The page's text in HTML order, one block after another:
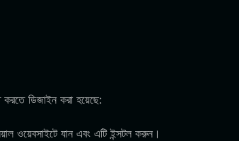
ডিজাইন করা হয়েছে:
ওয়েবসাইটে যান এবং এটি ইন্সটল করুন।